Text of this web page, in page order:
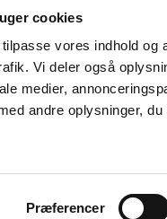
cookies
vores indhold og
Vi deler også
medier,
andre oplysninger,
Præferencer